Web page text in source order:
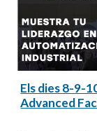
Els dies 8-9-
Advanced